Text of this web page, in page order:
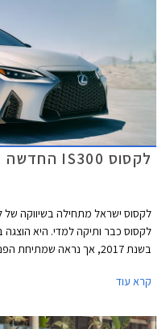
לקסוס IS300 החדשה 2021 מושקת בישראל
בשנת 2017, אך נראה
יותר בזכות מסגרת מושחרת,
הדלתות המתרומם לפני הגלגל
קרא עוד